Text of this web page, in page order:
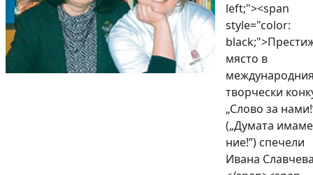
left;"><span
style="color:
място в
творчески
„Слово за
(„Думата имаме
ние!”) спечели
Ивана